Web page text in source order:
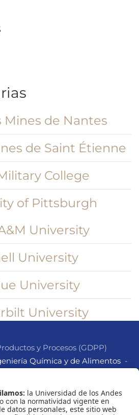
Mines de Nantes
de Saint Étienne
College
of Pittsburgh
University
University
University
University
y Procesos (GDPP)
Química y de Alimentos -